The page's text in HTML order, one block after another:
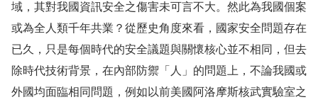
域，其對我國資訊安全之傷害未可言不大。然此為我國個案
或為全人類千年共業？從歷史角度來看，國家安全問題存在
已久，只是每個時代的安全議題與關懷核心並不相同，但去
除時代技術背景，在內部防禦「人」的問題上，不論我國或
外國均面臨相同問題，例如以前美國阿洛摩斯核武實驗室之